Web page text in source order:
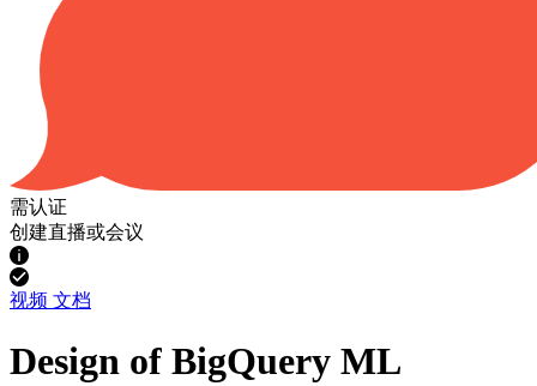
需认证
创建直播或会议
视频 文档
Design of BigQuery ML